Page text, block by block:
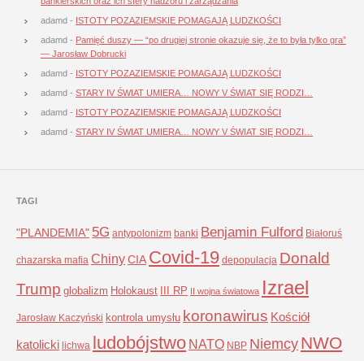
adamd - ISTOTY POZAZIEMSKIE POMAGAJĄ LUDZKOŚCI
adamd - Pamięć duszy — “po drugiej stronie okazuje się, że to była tylko gra”
— Jarosław Dobrucki
adamd - ISTOTY POZAZIEMSKIE POMAGAJĄ LUDZKOŚCI
adamd - STARY IV ŚWIAT UMIERA… NOWY V ŚWIAT SIĘ RODZI…
adamd - ISTOTY POZAZIEMSKIE POMAGAJĄ LUDZKOŚCI
adamd - STARY IV ŚWIAT UMIERA… NOWY V ŚWIAT SIĘ RODZI…
TAGI
"PLANDEMIA" 5G antypolonizm banki Benjamin Fulford Białoruś
chazarska mafia ChinyCIA Covid-19 depopulacja Donald
Trump globalizm Holokaust III RP II wojna światowa Izrael
Jarosław Kaczyński kontrola umysłu koronawirus Kościół
katolicki lichwa ludobójstwo NATO NBP NiemcyNWO